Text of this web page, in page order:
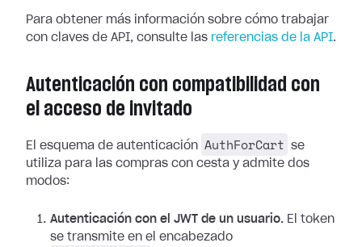
Para obtener más información sobre cómo trabajar
con claves de API, consulte las referencias de la API.
Autenticación con compatibilidad con
el acceso de invitado
El esquema de autenticación AuthForCart
se
utiliza para las compras con cesta y admite dos
modos:
Autenticación con el JWT de un usuario. El token
se transmite en el encabezado